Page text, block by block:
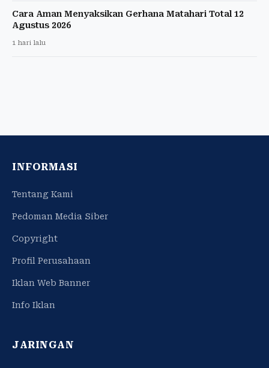
Cara Aman Menyaksikan Gerhana Matahari Total 12
Agustus 2026
1 hari lalu
INFORMASI
Tentang Kami
Pedoman Media Siber
Copyright
Profil Perusahaan
Iklan Web Banner
Info Iklan
JARINGAN